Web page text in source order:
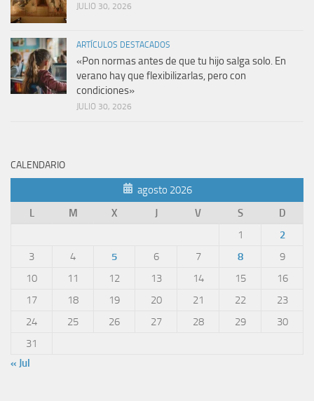
JULIO 30, 2026
ARTÍCULOS DESTACADOS
«Pon normas antes de que tu hijo salga solo. En
verano hay que flexibilizarlas, pero con
condiciones»
JULIO 30, 2026
CALENDARIO
agosto 2026
L
M X J V S
D
1
2
3
4 5 6 7 8
9
10
11 12 13 14 15
16
17
18 19 20 21 22
23
24
25 26 27 28 29
30
31
« Jul